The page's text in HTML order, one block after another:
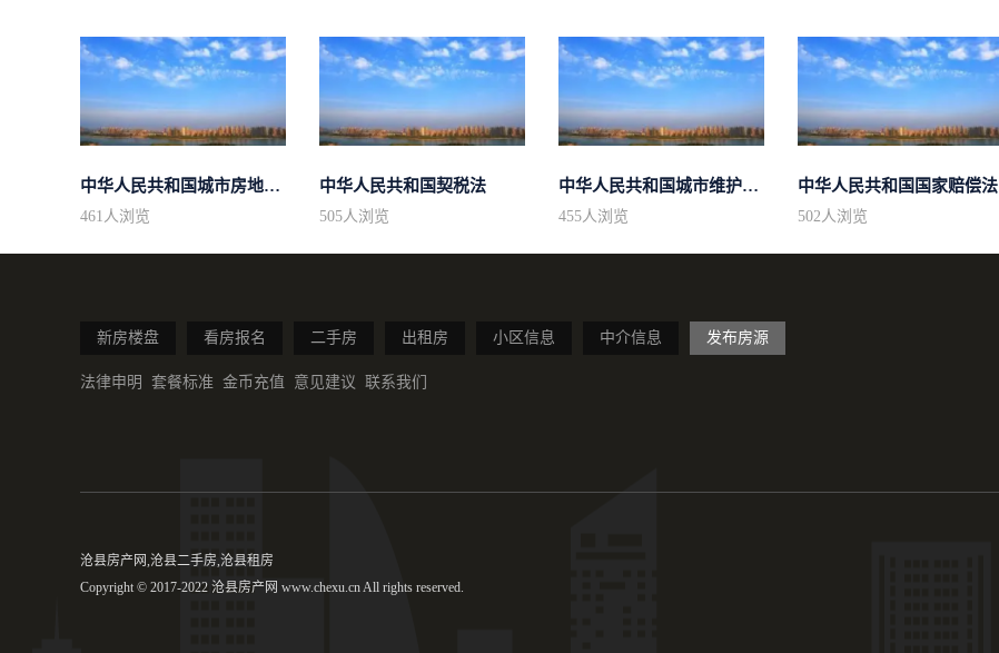
中华人民共和国城市房地产管理法
461人浏览
中华人民共和国契税法
505人浏览
中华人民共和国城市维护建设税法
455人浏览
中华人民共和国国家赔偿法
502人浏览
新房楼盘 看房报名 二手房 出租房 小区信息 中介信息 发布房源
法律申明 套餐标准 金币充值 意见建议 联系我们
沧县房产网,沧县二手房,沧县租房
Copyright © 2017-2022 沧县房产网 www.chexu.cn All rights reserved.